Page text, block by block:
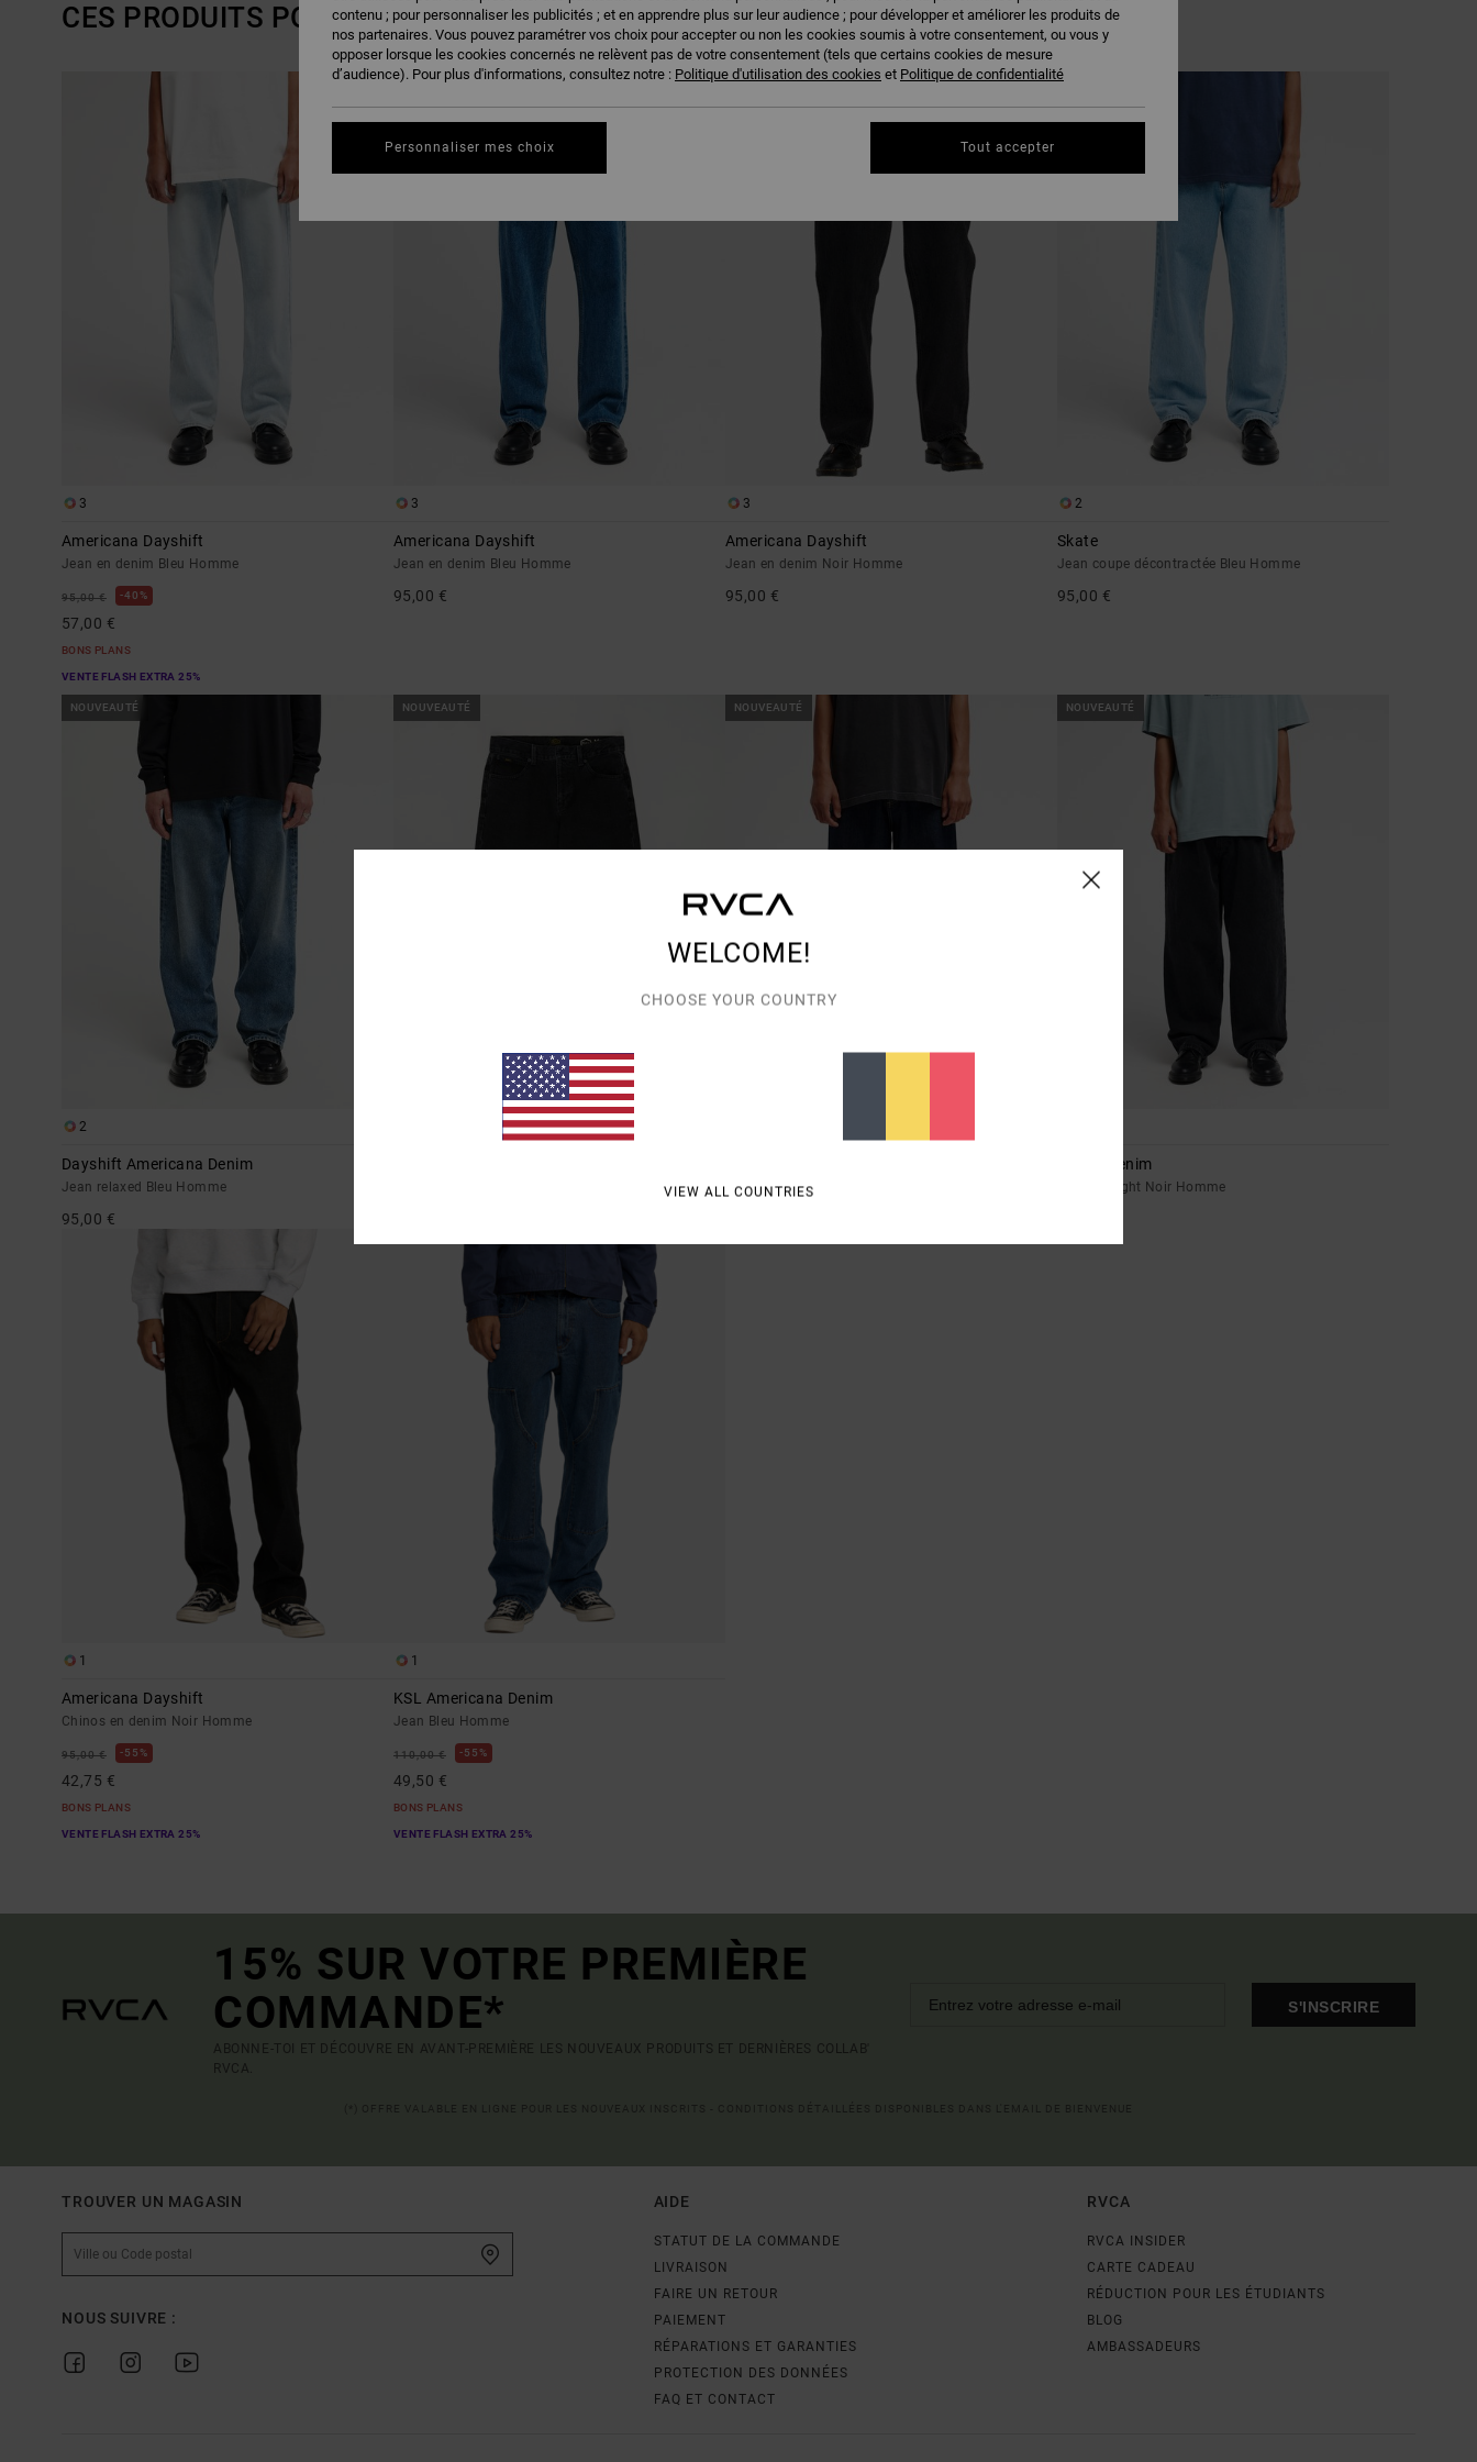
CES PRODUITS POURRAIENT VOUS PLAIRE
3
Americana Dayshift
Jean en denim Bleu Homme
95,00 € 40%
57,00 €
BONS PLANS
VENTE FLASH EXTRA 25%
NOUVEAUTÉ
3
Americana Dayshift
Jean en denim Bleu Homme
95,00 €
NOUVEAUTÉ
3
Americana Dayshift
Jean en denim Noir Homme
95,00 €
2
Skate
Jean coupe décontractée Bleu Homme
95,00 €
NOUVEAUTÉ
2
Dayshift Americana Denim
Jean relaxed Bleu Homme
95,00 €
NOUVEAUTÉ NOUVEAUTÉ
Jean coupe décontractée Bleu Homme
NOUVEAUTÉ
Drifter Denim
Jean straight Noir Homme
1
Americana Dayshift
Chinos en denim Noir Homme
95,00 € 55%
42,75 €
BONS PLANS
VENTE FLASH EXTRA 25%
1
KSL Americana Denim
Jean Bleu Homme
110,00 € 55%
49,50 €
BONS PLANS
VENTE FLASH EXTRA 25%
15% SUR VOTRE PREMIÈRE
COMMANDE*
ABONNE-TOI ET DÉCOUVRE EN AVANT-PREMIÈRE LES NOUVEAUX PRODUITS ET DERNIÈRES COLLAB'
RVCA.
S'INSCRIRE
TROUVER UN MAGASIN
NOUS SUIVRE :
AIDE
STATUT DE LA COMMANDE
LIVRAISON
FAIRE UN RETOUR
PAIEMENT
RÉPARATIONS ET GARANTIES
PROTECTION DES DONNÉES
FAQ ET CONTACT
RVCA
RVCA INSIDER
CARTE CADEAU
RÉDUCTION POUR LES ÉTUDIANTS
BLOG
AMBASSADEURS
WELCOME!
CHOOSE YOUR COUNTRY
VIEW ALL COUNTRIES
contenu ; pour personnaliser les publicités ; et en apprendre plus sur leur audience ; pour développer et améliorer les produits de
nos partenaires. Vous pouvez paramétrer vos choix pour accepter ou non les cookies soumis à votre consentement, ou vous y
opposer lorsque les cookies concernés ne relèvent pas de votre consentement (tels que certains cookies de mesure
d’audience). Pour plus d'informations, consultez notre : Politique d'utilisation des cookies et Politique de confidentialité
Personnaliser mes choix Tout accepter